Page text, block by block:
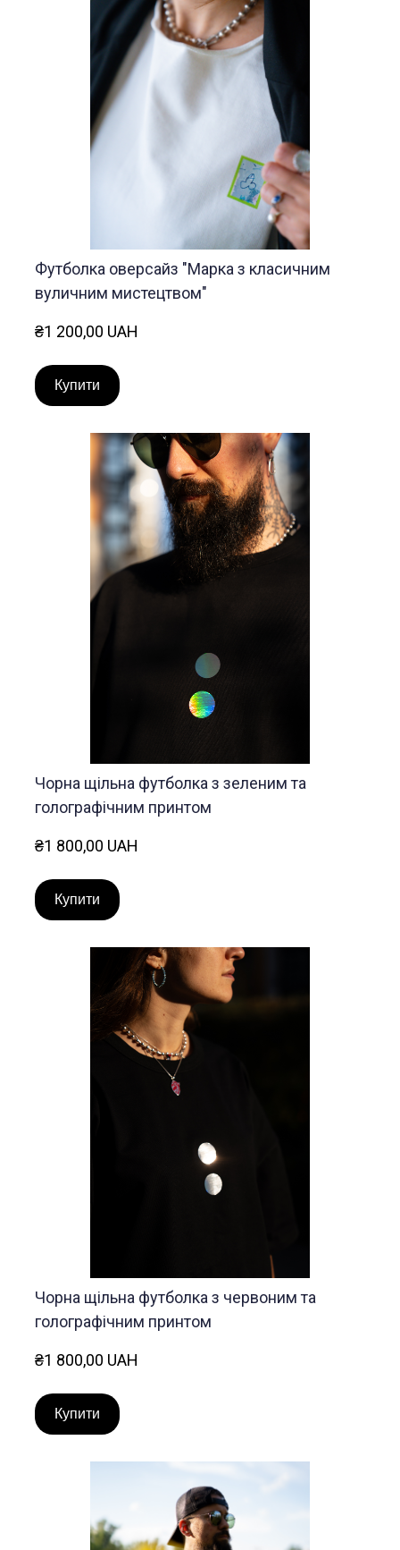
Футболка оверсайз "Марка з класичним
вуличним мистецтвом"
₴1 200,00 UAH
Купити
Чорна щільна футболка з зеленим та
голографічним принтом
₴1 800,00 UAH
Купити
Чорна щільна футболка з червоним та
голографічним принтом
₴1 800,00 UAH
Купити